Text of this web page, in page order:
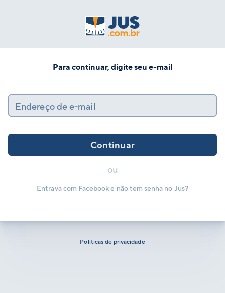
Para continuar, digite seu e-mail
Endereço de e-mail
Continuar
ou
Entrava com Facebook e não tem senha no Jus?
Políticas de privacidade